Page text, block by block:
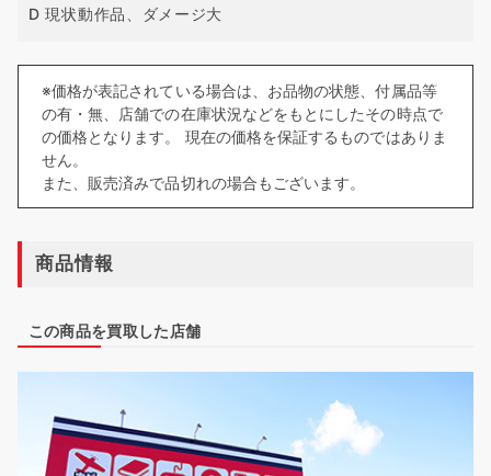
D 現状動作品、ダメージ大
※価格が表記されている場合は、お品物の状態、付属品等
の有・無、店舗での在庫状況などをもとにしたその時点で
の価格となります。 現在の価格を保証するものではありま
せん。
また、販売済みで品切れの場合もございます。
商品情報
この商品を買取した店舗